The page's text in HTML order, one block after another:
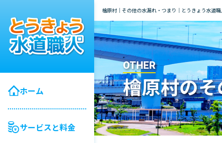
ホーム
サービスと料金
檜原村｜その他の水漏れ・つまり｜とうきょう水道
OTHER
檜原村の